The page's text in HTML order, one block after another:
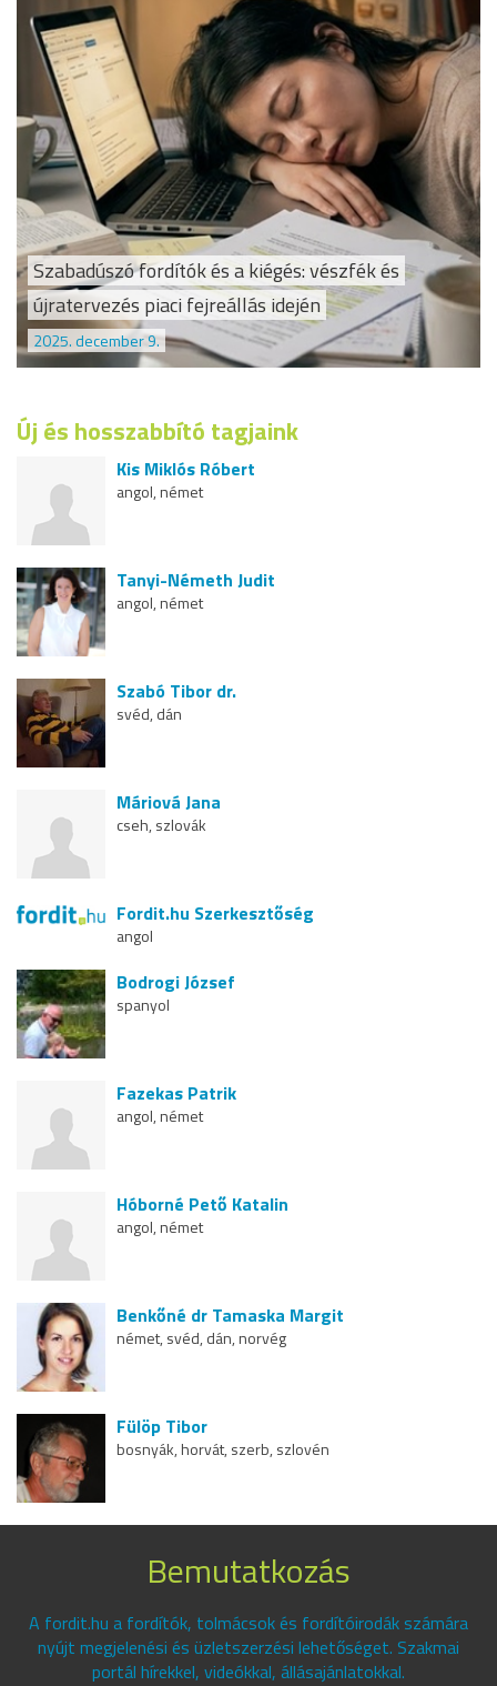
Szabadúszó fordítók és a kiégés: vészfék és
újratervezés piaci fejreállás idején
2025. december 9.
Új és hosszabbító tagjaink
Kis Miklós Róbert
angol, német
Tanyi-Németh Judit
angol, német
Szabó Tibor dr.
svéd, dán
Máriová Jana
cseh, szlovák
Fordit.hu Szerkesztőség
angol
Bodrogi József
spanyol
Fazekas Patrik
angol, német
Hóborné Pető Katalin
angol, német
Benkőné dr Tamaska Margit
német, svéd, dán, norvég
Fülöp Tibor
bosnyák, horvát, szerb, szlovén
Bemutatkozás
A fordit.hu a fordítók, tolmácsok és fordítóirodák számára
nyújt megjelenési és üzletszerzési lehetőséget. Szakmai
portál hírekkel, videókkal, állásajánlatokkal.